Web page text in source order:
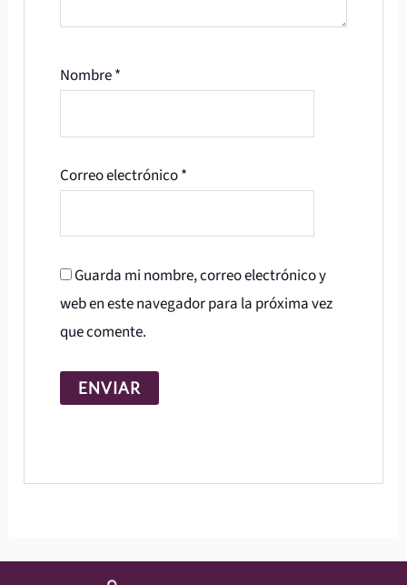
Nombre*
Correo electrónico*
Guarda mi nombre, correo electrónico y
web en este navegador para la próxima vez
que comente.